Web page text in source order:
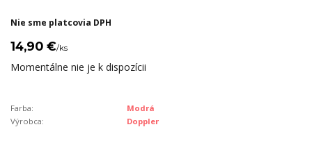
Nie sme platcovia DPH
14,90 €/ks
Momentálne nie je k dispozícii
Farba:
Modrá
Výrobca:
Doppler